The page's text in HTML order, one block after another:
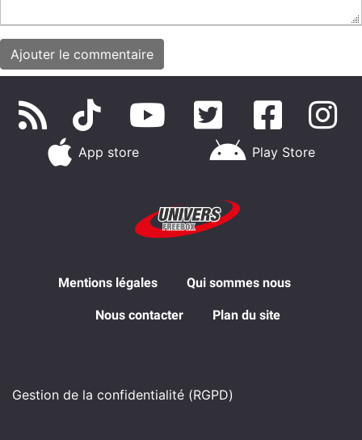
App store Play Store
Mentions légales Qui sommes nous
Nous contacter Plan du site
Gestion de la confidentialité (RGPD)